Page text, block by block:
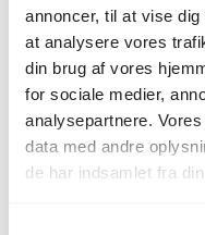
annoncer, til at vise
at analysere vores
din brug af vores
for sociale medier,
analysepartnere.
data med andre
de har indsamlet fra